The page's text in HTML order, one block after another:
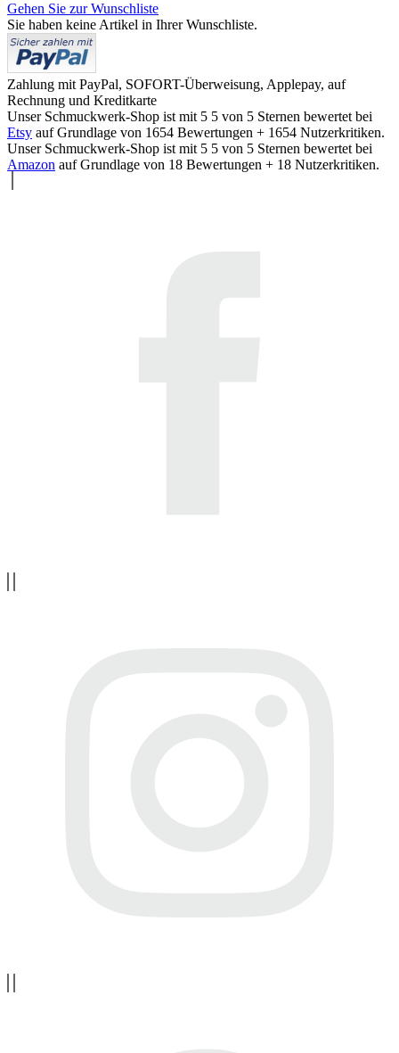
Gehen Sie zur Wunschliste
Sie haben keine Artikel in Ihrer Wunschliste.
Zahlung mit PayPal, SOFORT-Überweisung, Applepay, auf
Rechnung und Kreditkarte
Unser Schmuckwerk-Shop ist mit 5 5 von 5 Sternen bewertet bei
Etsy auf Grundlage von 1654 Bewertungen + 1654 Nutzerkritiken.
Unser Schmuckwerk-Shop ist mit 5 5 von 5 Sternen bewertet bei
Amazon auf Grundlage von 18 Bewertungen + 18 Nutzerkritiken.